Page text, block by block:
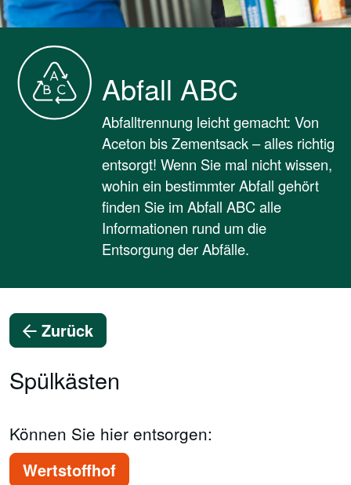
Abfall ABC
Abfalltrennung leicht gemacht: Von
Aceton bis Zementsack – alles richtig
entsorgt! Wenn Sie mal nicht wissen,
wohin ein bestimmter Abfall gehört
finden Sie im Abfall ABC alle
Informationen rund um die
Entsorgung der Abfälle.
Zurück
Spülkästen
Können Sie hier entsorgen:
Wertstoffhof